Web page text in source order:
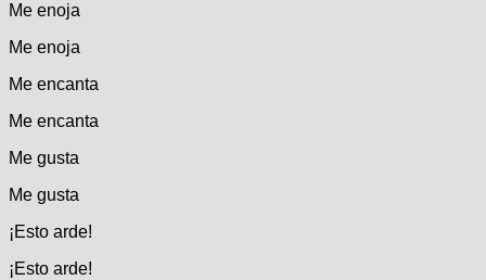
Me enoja
Me enoja
Me encanta
Me encanta
Me gusta
Me gusta
¡Esto arde!
¡Esto arde!